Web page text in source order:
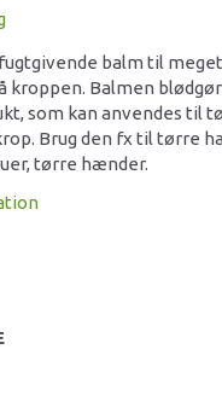
balm til
kroppen. Balmen
som kan anvendes til
Brug den fx til tørre
tørre hænder.